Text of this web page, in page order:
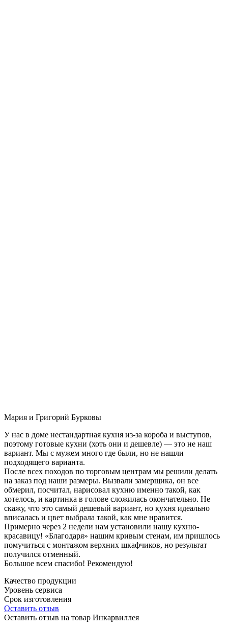
Мария и Григорий Бурковы
У нас в доме нестандартная кухня из-за короба и выступов,
поэтому готовые кухни (хоть они и дешевле) — это не наш
вариант. Мы с мужем много где были, но не нашли
подходящего варианта.
После всех походов по торговым центрам мы решили делать
на заказ под наши размеры. Вызвали замерщика, он все
обмерил, посчитал, нарисовал кухню именно такой, как
хотелось, и картинка в голове сложилась окончательно. Не
скажу, что это самый дешевый вариант, но кухня идеально
вписалась и цвет выбрала такой, как мне нравится.
Примерно через 2 недели нам установили нашу кухню-
красавицу! «Благодаря» нашим кривым стенам, им пришлось
помучиться с монтажом верхних шкафчиков, но результат
получился отменный.
Большое всем спасибо! Рекомендую!
Качество продукции
Уровень сервиса
Срок изготовления
Оставить отзыв
Оставить отзыв на товар Инкарвиллея